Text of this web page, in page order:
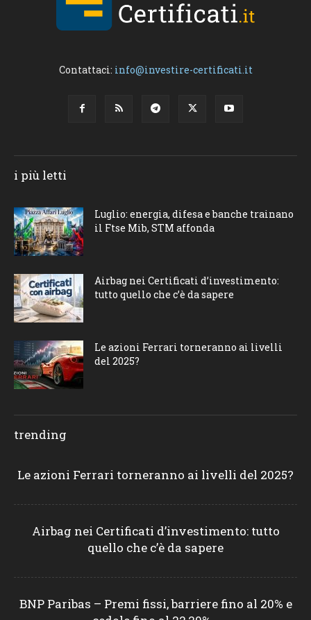
Contattaci: info@investire-certificati.it
i più letti
Luglio: energia, difesa e banche trainano
il Ftse Mib, STM affonda
Airbag nei Certificati d’investimento:
tutto quello che c’è da sapere
Le azioni Ferrari torneranno ai livelli
del 2025?
trending
Le azioni Ferrari torneranno ai livelli del 2025?
Airbag nei Certificati d’investimento: tutto
quello che c’è da sapere
BNP Paribas – Premi fissi, barriere fino al 20% e